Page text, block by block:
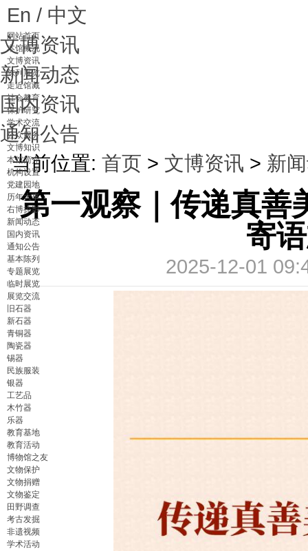
En / 中文
网站首页
本馆概况
文博资讯
陈列展览
走近馆藏
社会教育
保护研究
学术交流
公众服务
文博知识
本馆简介
机构设置
党建园地
历年大事
右博掠影
新闻动态
国内资讯
通知公告
基本陈列
专题展览
临时展览
展览交流
旧石器
新石器
青铜器
陶瓷器
锡器
民族服装
银器
工艺品
木竹器
乐器
教育基地
教育活动
博物馆之友
文物保护
文物捐赠
文物鉴定
田野调查
考古发掘
非遗视频
学术活动
文博资讯
新闻动态
国内资讯
通知公告
当前位置: 首页 > 文博资讯 > 新
第一观察｜传递真善
寄
2025-12-01